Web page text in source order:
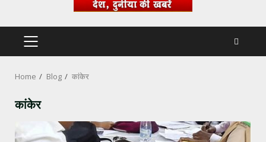
PRIMARY
Home Blog कांकेर
कांकेर